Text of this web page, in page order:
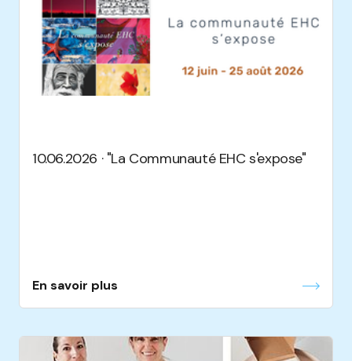
10.06.2026 · "La Communauté EHC s'expose"
En savoir plus